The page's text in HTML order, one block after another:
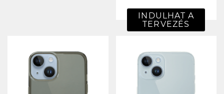
INDULHAT A
TERVEZÉS